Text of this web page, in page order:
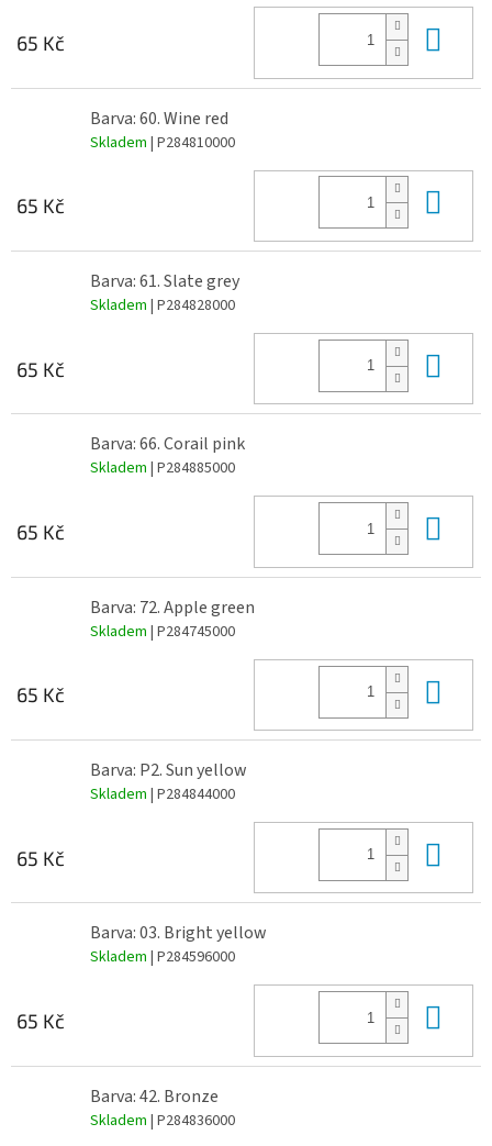
65 Kč
Barva: 60. Wine red
Skladem | P284810000
65 Kč
Barva: 61. Slate grey
Skladem | P284828000
65 Kč
Barva: 66. Corail pink
Skladem | P284885000
65 Kč
Barva: 72. Apple green
Skladem | P284745000
65 Kč
Barva: P2. Sun yellow
Skladem | P284844000
65 Kč
Barva: 03. Bright yellow
Skladem | P284596000
65 Kč
Barva: 42. Bronze
Skladem | P284836000